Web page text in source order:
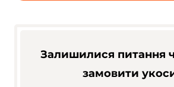
Залишилися питання
замовити